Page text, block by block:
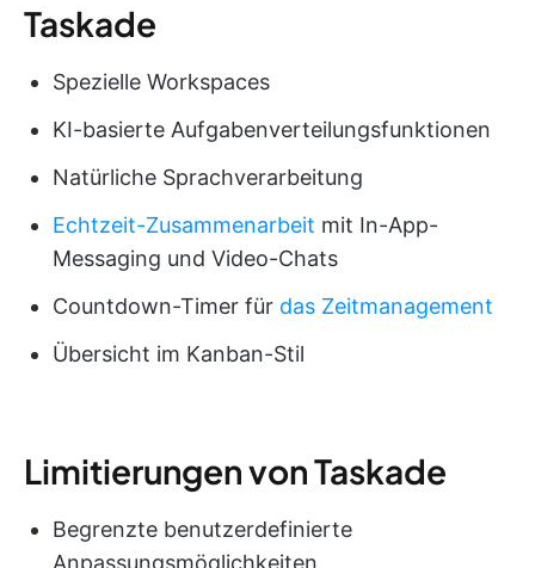
Taskade
Spezielle Workspaces
KI-basierte Aufgabenverteilungsfunktionen
Natürliche Sprachverarbeitung
Echtzeit-Zusammenarbeit mit In-App-
Messaging und Video-Chats
Countdown-Timer für das Zeitmanagement
Übersicht im Kanban-Stil
Limitierungen von Taskade
Begrenzte benutzerdefinierte
Anpassungsmöglichkeiten